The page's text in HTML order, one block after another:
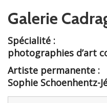
Galerie
Spécialité :
photographies d’art
Artiste permanente :
Sophie Schoenhentz-